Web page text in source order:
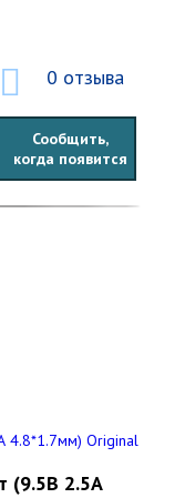
0 отзыва
Сообщить,
когда появится
(9.5В 2.5А